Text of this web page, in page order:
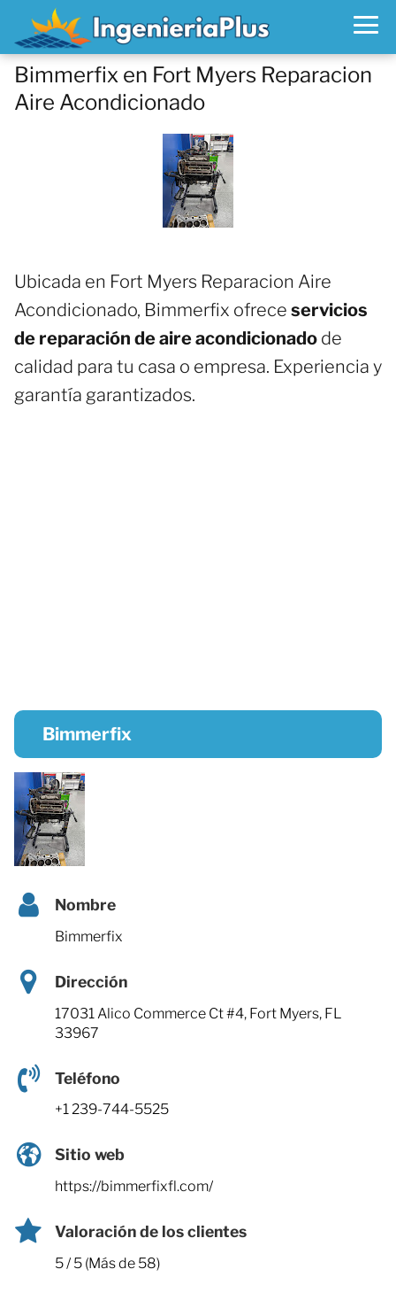
Bimmerfix en Fort Myers Reparacion
Aire Acondicionado
Ubicada en Fort Myers Reparacion Aire
Acondicionado, Bimmerfix ofrece servicios
de reparación de aire acondicionado de
calidad para tu casa o empresa. Experiencia y
garantía garantizados.
Bimmerfix
Nombre
Bimmerfix
Dirección
17031 Alico Commerce Ct #4, Fort Myers, FL
33967
Teléfono
+1 239-744-5525
Sitio web
https://bimmerfixfl.com/
Valoración de los clientes
5 / 5 (Más de 58)